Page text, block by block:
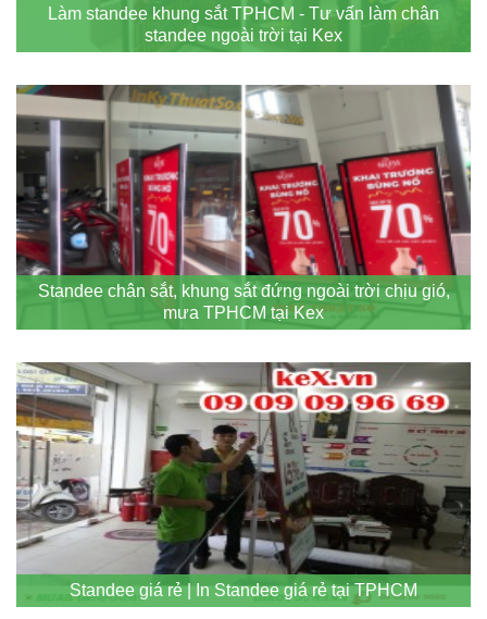
Làm standee khung sắt TPHCM - Tư vấn làm chân
standee ngoài trời tại Kex
Standee chân sắt, khung sắt đứng ngoài trời chịu gió,
mưa TPHCM tại Kex
Standee giá rẻ | In Standee giá rẻ tại TPHCM